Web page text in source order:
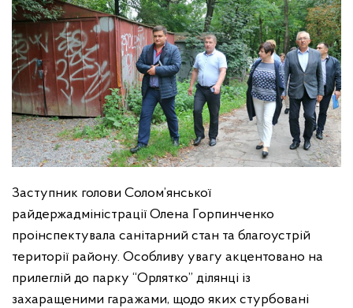
Заступник голови Солом’янської
райдержадміністрації Олена Горпинченко
проінспектувала санітарний стан та благоустрій
території району. Особливу увагу акцентовано на
прилеглій до парку “Орлятко” ділянці із
захаращеними гаражами, щодо яких стурбовані